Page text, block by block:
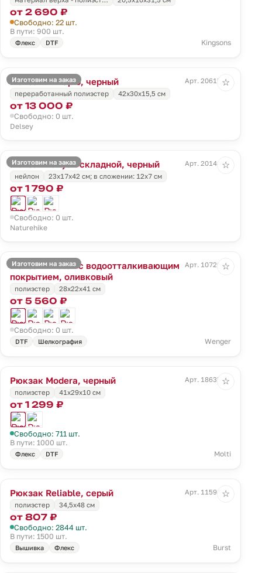
от 2 690 ₽
Свободно: 22 шт.
В пути: 900 шт.
Флекс DTF Kingsons
Изготовим на заказ
Рюкзак Pin Up 6, черный
Арт. 20615.30
переработанный полиэстер
42x30x15,5 см
от 13 000 ₽
Свободно: 0 шт.
Delsey
☆
Изготовим на заказ
Рюкзак Yunyan складной, черный
Арт. 20144.30
нейлон
23х17х42 см; в сложении: 12х7 см
от 1 790 ₽
Свободно: 0 шт.
Naturehike
☆
Изготовим на заказ
Рюкзак Photon с водоотталкивающим
покрытием, оливковый
Арт. 10720.90
полиэстер 28х22х41 см
от 5 560 ₽
Свободно: 0 шт.
DTF Шелкография Wenger
☆
Рюкзак Modera, черный
Арт. 18635.30
полиэстер
41x29x10 см
от 1 299 ₽
Свободно: 711 шт.
В пути: 1000 шт.
Флекс DTF Molti
☆
Рюкзак Reliable, серый
Арт. 11594.10
полиэстер
34,5х48 см
от 807 ₽
Свободно: 2844 шт.
В пути: 1500 шт.
Вышивка Флекс Burst
☆